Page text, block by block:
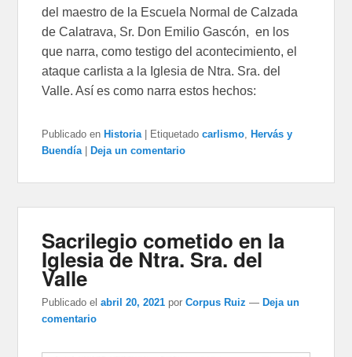
del maestro de la Escuela Normal de Calzada
de Calatrava, Sr. Don Emilio Gascón, en los
que narra, como testigo del acontecimiento, el
ataque carlista a la Iglesia de Ntra. Sra. del
Valle. Así es como narra estos hechos:
Publicado en Historia Etiquetado carlismo
Hervás y
Buendía
Deja un comentario
Sacrilegio cometido en la
Iglesia de Ntra. Sra. del
Valle
Publicado el abril 20, 2021 porCorpus Ruiz —Deja un
comentario